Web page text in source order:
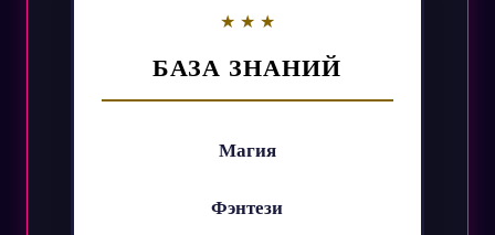
БАЗА ЗНАНИЙ
Магия
Фэнтези